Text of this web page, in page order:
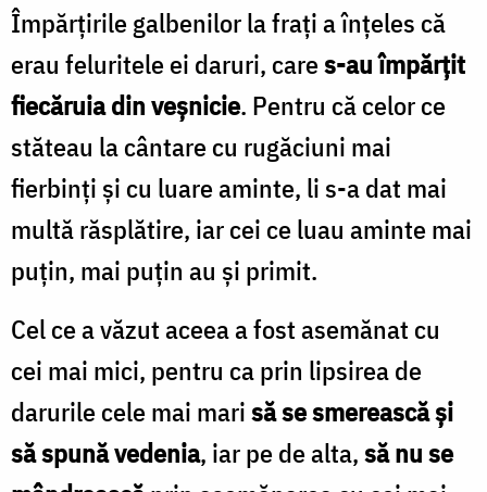
Împărțirile galbenilor la frați a înțeles că
erau feluritele ei daruri, cares-au împărțit
fiecăruia din veșnicie. Pentru că celor ce
stăteau la cântare cu rugăciuni mai
fierbinți și cu luare aminte, li s-a dat mai
multă răsplătire, iar cei ce luau aminte mai
puțin, mai puțin au și primit.
Cel ce a văzut aceea a fost asemănat cu
cei mai mici, pentru ca prin lipsirea de
darurile cele mai marisă se smerească și
să spună vedenia, iar pe de alta,să nu se